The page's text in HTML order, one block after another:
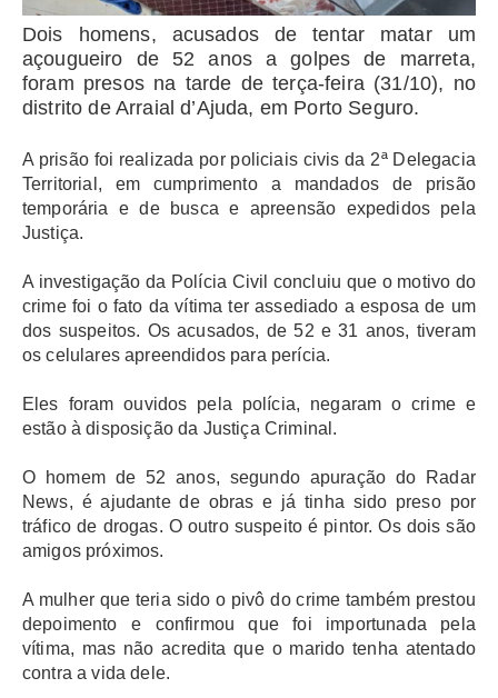
Dois homens, acusados de tentar matar um
açougueiro de 52 anos a golpes de marreta,
foram presos na tarde de terça-feira (31/10), no
distrito de Arraial d’Ajuda, em Porto Seguro.
A prisão foi realizada por policiais civis da 2ª Delegacia
Territorial, em cumprimento a mandados de prisão
temporária e de busca e apreensão expedidos pela
Justiça.
A investigação da Polícia Civil concluiu que o motivo do
crime foi o fato da vítima ter assediado a esposa de um
dos suspeitos. Os acusados, de 52 e 31 anos, tiveram
os celulares apreendidos para perícia.
Eles foram ouvidos pela polícia, negaram o crime e
estão à disposição da Justiça Criminal.
O homem de 52 anos, segundo apuração do Radar
News, é ajudante de obras e já tinha sido preso por
tráfico de drogas. O outro suspeito é pintor. Os dois são
amigos próximos.
A mulher que teria sido o pivô do crime também prestou
depoimento e confirmou que foi importunada pela
vítima, mas não acredita que o marido tenha atentado
contra a vida dele.